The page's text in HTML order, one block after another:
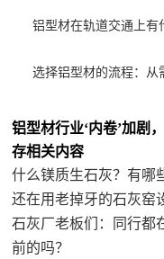
铝型材在轨道交通上有
选择铝型材的流程：从
铝型材行业‘内卷’加剧
存相关内容
什么镁质生石灰？有哪
还在用老掉牙的石灰窑
石灰厂老板们：同行都
前的吗？